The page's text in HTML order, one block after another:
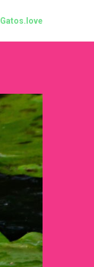
Gatos.love